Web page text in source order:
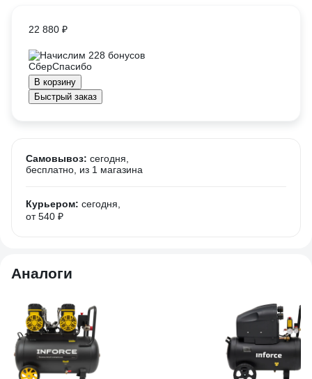
22 880 ₽
Начислим 228 бонусов
В корзину
Быстрый заказ
Самовывоз: сегодня,
бесплатно , из 1 магазина
Курьером: сегодня,
от 540 ₽
Аналоги